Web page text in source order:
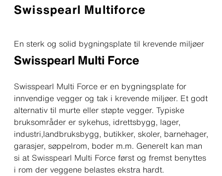
Swisspearl Multiforce
En sterk og solid bygningsplate til krevende miljøer
Swisspearl Multi Force
Swisspearl Multi Force er en bygningsplate for
innvendige vegger og tak i krevende miljøer. Et godt
alternativ til murte eller støpte vegger. Typiske
bruksområder er sykehus, idrettsbygg, lager,
industri,landbruksbygg, butikker, skoler, barnehager,
garasjer, søppelrom, boder m.m. Generelt kan man
si at Swisspearl Multi Force først og fremst benyttes
i rom der veggene belastes ekstra hardt.